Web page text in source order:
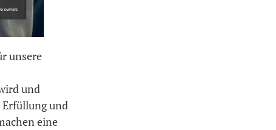
unsere
und
und
eine